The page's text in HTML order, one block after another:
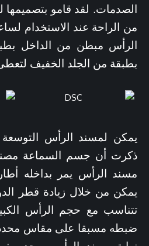
الصدمات. لقد قامو بتصميمها
من الراحة عند الاستخدام
الرأس مبطن من الداخل
بطبقة من الجلد الخفيف
يمكن لمسند الرأس
ذكرت أن جسم السماعة
مسند الرأس يمر بداخله
يمكن من خلال زيادة قطر
تتناسب مع حجم الرأس
ضبطه مسبقا على مقاس محدد